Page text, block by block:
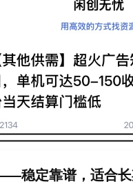
稳定靠谱，适合